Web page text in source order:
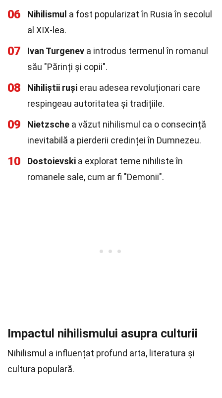
06 Nihilismul a fost popularizat în Rusia în secolul
al XIX-lea.
07 Ivan Turgenev a introdus termenul în romanul
său "Părinți și copii".
08 Nihiliștii ruși erau adesea revoluționari care
respingeau autoritatea și tradițiile.
09 Nietzsche a văzut nihilismul ca o consecință
inevitabilă a pierderii credinței în Dumnezeu.
10 Dostoievski a explorat teme nihiliste în
romanele sale, cum ar fi "Demonii".
Impactul nihilismului asupra culturii
Nihilismul a influențat profund arta, literatura și
cultura populară.